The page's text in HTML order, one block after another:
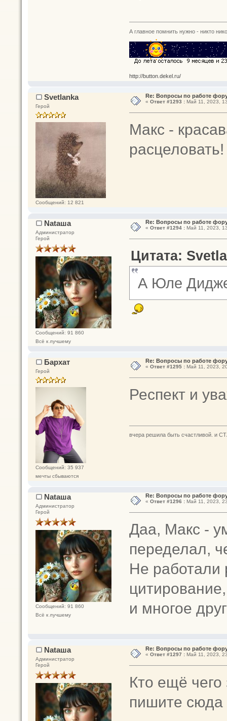
А главное помнить нужно - никто
http://button.dekel.ru/
Svetlanka
Герой
Сообщений: 12 821
Re: Вопросы по работе
« Ответ #1293 :Май 11, 2023,
Макс -
расцеловать!
Nataшa
Администратор
Герой
Сообщений: 91 860
Всё к лучшему
Re: Вопросы по работе
« Ответ #1294 :Май 11, 2023,
Цитата:
А Юле
Бархат
Герой
Сообщений: 35 937
мечты сбываются
Re: Вопросы по работе
« Ответ #1295 :Май 11, 2023,
Респект и
вчера решила быть счастливой. и
Nataшa
Администратор
Герой
Сообщений: 91 860
Всё к лучшему
Re: Вопросы по работе
« Ответ #1296 :Май 11, 2023,
Даа, Макс -
переделал,
Не работали
и многое
Nataшa
Администратор
Герой
Re: Вопросы по работе
« Ответ #1297 :Май 11, 2023,
Кто ещё
пишите сюда